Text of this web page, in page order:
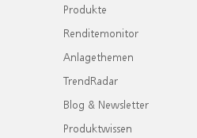
Produkte
Renditemonitor
Anlagethemen
TrendRadar
Blog & Newsletter
Produktwissen